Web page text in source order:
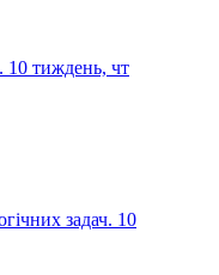
10 тиждень, чт
задач. 10